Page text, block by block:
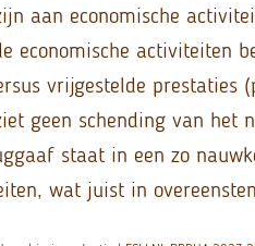
aan economische
economische activiteiten
vrijgestelde prestaties
geen schending van het
staat in een zo
wat juist in